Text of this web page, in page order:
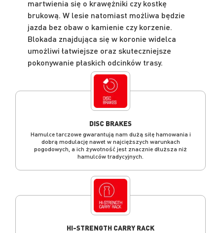
martwienia się o krawężniki czy kostkę
brukową. W lesie natomiast możliwa będzie
jazda bez obaw o kamienie czy korzenie.
Blokada znajdująca się w koronie widelca
umożliwi łatwiejsze oraz skuteczniejsze
pokonywanie płaskich odcinków trasy.
DISC BRAKES
Hamulce tarczowe gwarantują nam dużą siłę hamowania i
dobrą modulację nawet w najcięższych warunkach
pogodowych, a ich żywotność jest znacznie dłuższa niż
hamulców tradycyjnych.
HI-STRENGTH CARRY RACK